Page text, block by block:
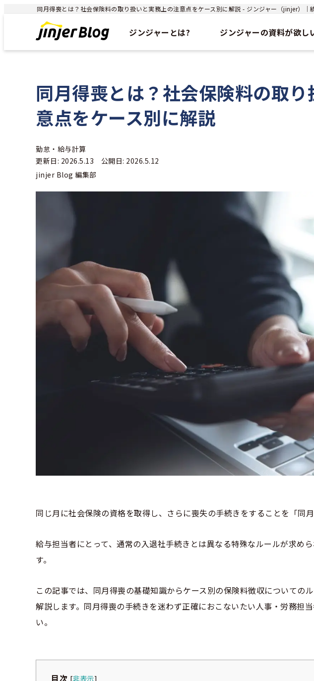
同月得喪とは？社会保険料の取り扱いと実務上の注意点をケース別に解説 - ジンジャー（jinjer）｜
ジンジャーとは? ジンジャーの資料が欲し
同月得喪とは？社会保険料の取
意点をケース別に解説
勤怠・給与計算
更新日: 2026.5.13 公開日: 2026.5.12
jinjer Blog 編集部
同じ月に社会保険の資格を取得し、さらに喪失の手続きをすることを「同月
給与担当者にとって、通常の入退社手続きとは異なる特殊なルールが求め
す。
この記事では、同月得喪の基礎知識からケース別の保険料徴収についての
解説します。同月得喪の手続きを迷わず正確におこないたい人事・労務担
い。
目次 [非表示]